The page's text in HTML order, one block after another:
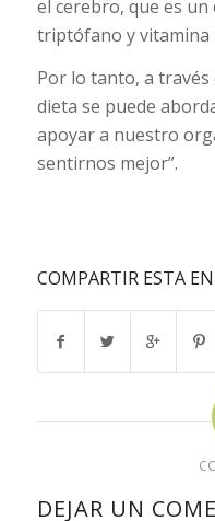
el cerebro, que es
triptófano y vitamina
Por lo tanto, a
dieta se puede
apoyar a nuestro
sentirnos mejor”.
COMPARTIR ESTA
DEJAR UN